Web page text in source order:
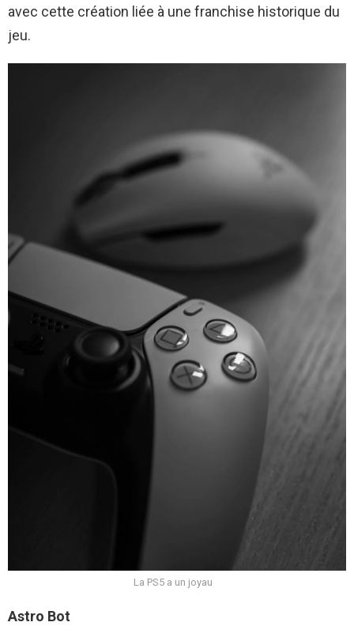
avec cette création liée à une franchise historique du
jeu.
La PS5 a un joyau
Astro Bot